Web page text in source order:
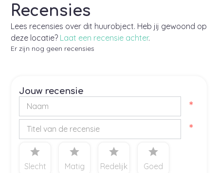
Recensies
Lees recensies over dit huurobject. Heb jij gewoond op
deze locatie? Laat een recensie achter.
Er zijn nog geen recensies
Jouw recensie
*
*
star
Slecht
star
Matig
star
Redelijk
star
Goed